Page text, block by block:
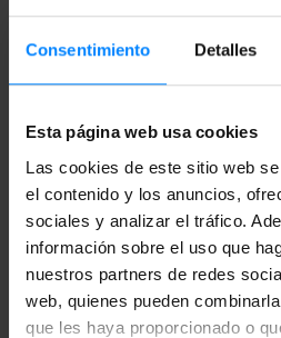
Consentimiento Detalles
Esta página web usa cookies
Las cookies de este sitio web
el contenido y los anuncios,
sociales y analizar el tráfico.
información sobre el uso que
nuestros partners de redes
web, quienes pueden
que les haya proporcionado o
conciertoa las 20:30 enLe
Este prestigioso centro cultural
el marco de su programación
medida de la expectación que
Kalakan está presentando a
disco, que fue presentado en el
de Sara. En"Elementuak"
las raíces de la música popular